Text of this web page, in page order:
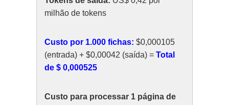
milhão de tokens
Custo por 1.000 fichas: $0,000105
(entrada) + $0,00042 (saída) =Total
de $ 0,000525
Custo para processar 1 página de